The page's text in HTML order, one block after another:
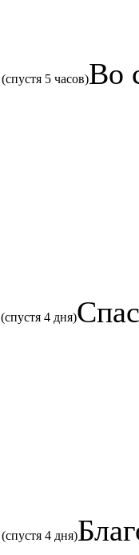
(спустя 5 часов)Во
(спустя 4 дня)
(спустя 4 дня)